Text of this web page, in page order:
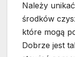
Należy
środków
które mogą
Dobrze jest